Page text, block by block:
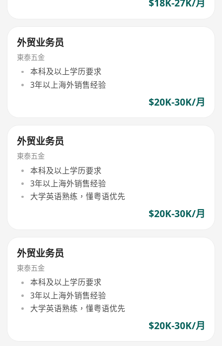
$18K-27K/月
外贸业务员
東泰五金
本科及以上学历要求
3年以上海外销售经验
$20K-30K/月
外贸业务员
東泰五金
本科及以上学历要求
3年以上海外销售经验
大学英语熟练，懂粤语优先
$20K-30K/月
外贸业务员
東泰五金
本科及以上学历要求
3年以上海外销售经验
大学英语熟练，懂粤语优先
$20K-30K/月